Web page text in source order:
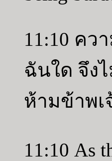
11:10 คว
ฉันใด จึง
ห้ามข้าพเ
11:10 As